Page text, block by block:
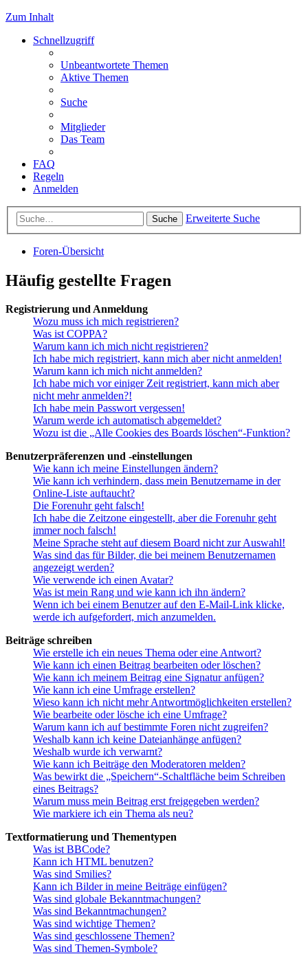
Zum Inhalt
Schnellzugriff
Unbeantwortete Themen
Aktive Themen
Suche
Mitglieder
Das Team
FAQ
Regeln
Anmelden
Suche Erweiterte Suche
Foren-Übersicht
Häufig gestellte Fragen
Registrierung und Anmeldung
Wozu muss ich mich registrieren?
Was ist COPPA?
Warum kann ich mich nicht registrieren?
Ich habe mich registriert, kann mich aber nicht anmelden!
Warum kann ich mich nicht anmelden?
Ich habe mich vor einiger Zeit registriert, kann mich aber
nicht mehr anmelden?!
Ich habe mein Passwort vergessen!
Warum werde ich automatisch abgemeldet?
Wozu ist die „Alle Cookies des Boards löschen“-Funktion?
Benutzerpräferenzen und -einstellungen
Wie kann ich meine Einstellungen ändern?
Wie kann ich verhindern, dass mein Benutzername in der
Online-Liste auftaucht?
Die Forenuhr geht falsch!
Ich habe die Zeitzone eingestellt, aber die Forenuhr geht
immer noch falsch!
Meine Sprache steht auf diesem Board nicht zur Auswahl!
Was sind das für Bilder, die bei meinem Benutzernamen
angezeigt werden?
Wie verwende ich einen Avatar?
Was ist mein Rang und wie kann ich ihn ändern?
Wenn ich bei einem Benutzer auf den E-Mail-Link klicke,
werde ich aufgefordert, mich anzumelden.
Beiträge schreiben
Wie erstelle ich ein neues Thema oder eine Antwort?
Wie kann ich einen Beitrag bearbeiten oder löschen?
Wie kann ich meinem Beitrag eine Signatur anfügen?
Wie kann ich eine Umfrage erstellen?
Wieso kann ich nicht mehr Antwortmöglichkeiten erstellen?
Wie bearbeite oder lösche ich eine Umfrage?
Warum kann ich auf bestimmte Foren nicht zugreifen?
Weshalb kann ich keine Dateianhänge anfügen?
Weshalb wurde ich verwarnt?
Wie kann ich Beiträge den Moderatoren melden?
Was bewirkt die „Speichern“-Schaltfläche beim Schreiben
eines Beitrags?
Warum muss mein Beitrag erst freigegeben werden?
Wie markiere ich ein Thema als neu?
Textformatierung und Thementypen
Was ist BBCode?
Kann ich HTML benutzen?
Was sind Smilies?
Kann ich Bilder in meine Beiträge einfügen?
Was sind globale Bekanntmachungen?
Was sind Bekanntmachungen?
Was sind wichtige Themen?
Was sind geschlossene Themen?
Was sind Themen-Symbole?